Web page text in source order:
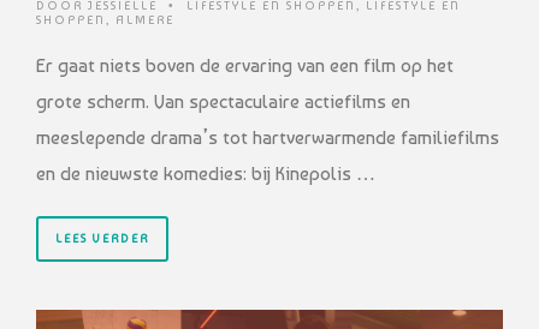
DOOR JESSIELLE • LIFESTYLE EN SHOPPEN , LIFESTYLE EN
SHOPPEN , ALMERE
Er gaat niets boven de ervaring van een film op het
grote scherm. Van spectaculaire actiefilms en
meeslepende drama’s tot hartverwarmende familiefilms
en de nieuwste komedies: bij Kinepolis …
LEES VERDER